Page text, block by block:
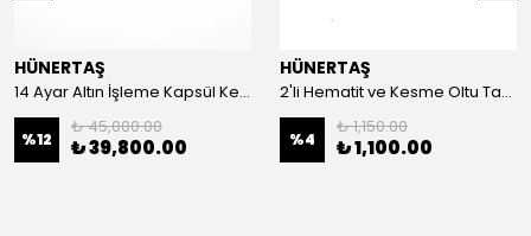
HÜNERTAŞ
14 Ayar Altın İşleme Kapsül Kesim Oltu Taşı Tespih
%12
₺ 45,000.00
₺ 39,800.00
HÜNERTAŞ
2'li Hematit ve Kesme Oltu Taşı Bileklik
%4
₺ 1,150.00
₺ 1,100.00